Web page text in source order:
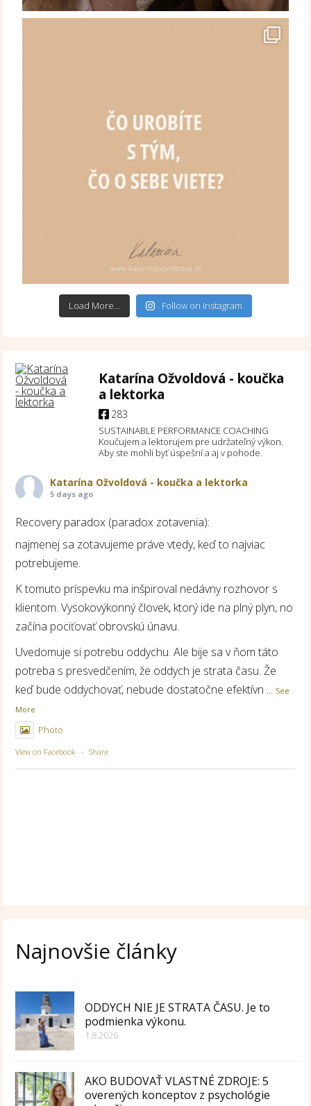
Load More... Follow on Instagram
Katarína Ožvoldová - koučka
a lektorka
283
SUSTAINABLE PERFORMANCE COACHING
Koučujem a lektorujem pre udržateľný výkon.
Aby ste mohli byť úspešní a aj v pohode.
Katarína Ožvoldová - koučka a lektorka
5 days ago
Recovery paradox (paradox zotavenia):
najmenej sa zotavujeme práve vtedy, keď to najviac
potrebujeme.
K tomuto príspevku ma inšpiroval nedávny rozhovor s
klientom. Vysokovýkonný človek, ktorý ide na plný plyn, no
začína pociťovať obrovskú únavu.
Uvedomuje si potrebu oddychu. Ale bije sa v ňom táto
potreba s presvedčením, že oddych je strata času. Že
keď bude oddychovať, nebude dostatočne efektívn ... See
More
Photo
View on Facebook · Share
Najnovšie články
ODDYCH NIE JE STRATA ČASU. Je to
podmienka výkonu.
1.8.2026
AKO BUDOVAŤ VLASTNÉ ZDROJE: 5
overených konceptov z psychológie